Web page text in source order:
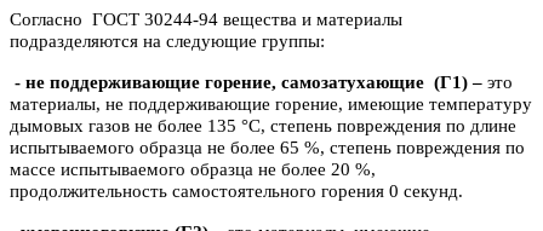
Согласно ГОСТ 30244-94 вещества и материалы
подразделяются на следующие группы:
- не поддерживающие горение, самозатухающие (Г1) – это
материалы, не поддерживающие горение, имеющие температуру
дымовых газов не более 135 °C, степень повреждения по длине
испытываемого образца не более 65 %, степень повреждения по
массе испытываемого образца не более 20 %,
продолжительность самостоятельного горения 0 секунд.